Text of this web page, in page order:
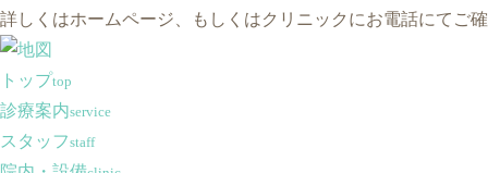
詳しくはホームページ、もしくはクリニックにお電話にてご確
トップtop
診療案内service
スタッフstaff